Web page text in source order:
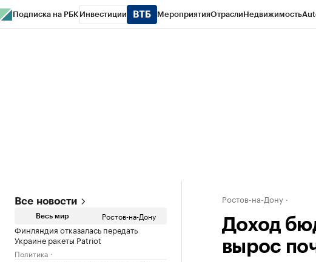
Подписка на РБК Инвестиции МероприятияОтраслиНедвижимость
Все новости
Весь мир Ростов-на-Дону
Финляндия отказалась передать
Украине ракеты Patriot
Политика
Ростов-на-Дону
Доход
вырос